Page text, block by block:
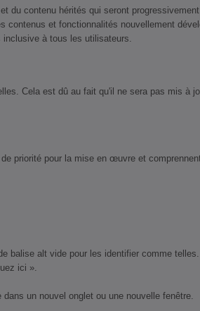
du contenu hérités qui seront
et fonctionnalités nouvellement
à tous les utilisateurs.
Cela est dû au fait qu'il ne sera pas mis à
priorité pour la mise en œuvre et
balise alt vide pour les identifier comme telles.
ici ».
un nouvel onglet ou une nouvelle fenêtre.